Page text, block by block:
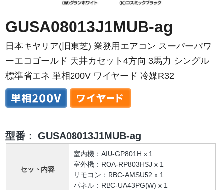
GUSA08013J1MUB-ag
日本キヤリア(旧東芝) 業務用エアコン スーパーパワ
ーエコゴールド 天井カセット4方向 3馬力 シングル
標準省エネ 単相200V ワイヤード 冷媒R32
型番： GUSA08013J1MUB-ag
セット内容
室内機：AIU-GP801H x 1
室外機：ROA-RP803HSJ x 1
リモコン：RBC-AMSU52 x 1
パネル：RBC-UA43PG(W) x 1